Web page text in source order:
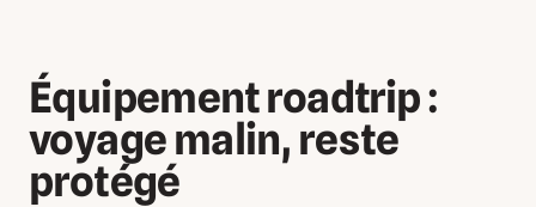
Équipement roadtrip :
voyage malin, reste
protégé